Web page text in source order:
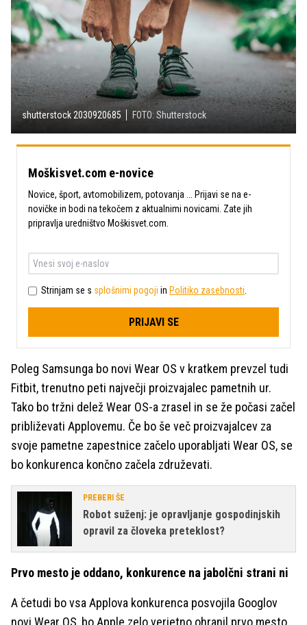
shutterstock 2030920685 FOTO: Shutterstock
Moškisvet.com e-novice
Novice, šport, avtomobilizem, potovanja ... Prijavi se na e-
novičke in bodi na tekočem z aktualnimi novicami. Zate jih
pripravlja uredništvo Moškisvet.com.
Strinjam se s splošnimi pogoji in Politiko zasebnosti
PRIJAVI SE
Poleg Samsunga bo novi Wear OS v kratkem prevzel tudi
Fitbit, trenutno peti največji proizvajalec pametnih ur.
Tako bo tržni delež Wear OS-a zrasel in se že počasi začel
približevati Applovemu. Če bo še več proizvajalcev za
svoje pametne zapestnice začelo uporabljati Wear OS, se
bo konkurenca končno začela združevati.
PREBERI ŠE
Robot suženj: je opravljanje gospodinjskih
opravil za človeka preteklost?
Prvo mesto je oddano, konkurence na jabolčni strani ni
A četudi bo vsa Applova konkurenca posvojila Googlov
novi Wear OS, bo Apple zelo verjetno ohranil prvo mesto